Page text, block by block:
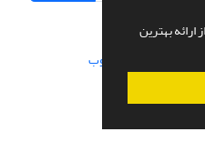
بهترین
سیناوب